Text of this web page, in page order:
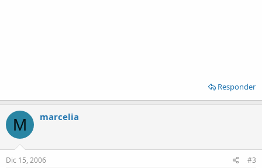
Responder
M marcelia
Dic 15, 2006 #3